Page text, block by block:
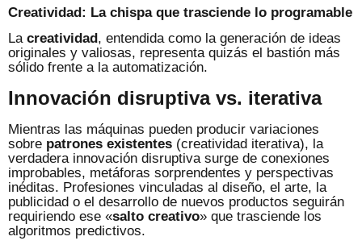
Creatividad: La chispa que trasciende lo programable
La creatividad , entendida como la generación de ideas
originales y valiosas, representa quizás el bastión más
sólido frente a la automatización.
Innovación disruptiva vs. iterativa
Mientras las máquinas pueden producir variaciones
sobre patrones existentes (creatividad iterativa), la
verdadera innovación disruptiva surge de conexiones
improbables, metáforas sorprendentes y perspectivas
inéditas. Profesiones vinculadas al diseño, el arte, la
publicidad o el desarrollo de nuevos productos seguirán
requiriendo ese «salto creativo» que trasciende los
algoritmos predictivos.